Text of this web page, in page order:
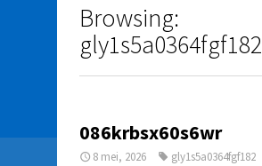
Browsing:
gly1s5a0364fgf182
086krbsx60s6wr
8 mei, 2026 gly1s5a0364fgf182